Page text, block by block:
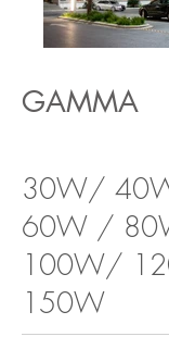
GAMMA
30W/
60W /
100W/
150W